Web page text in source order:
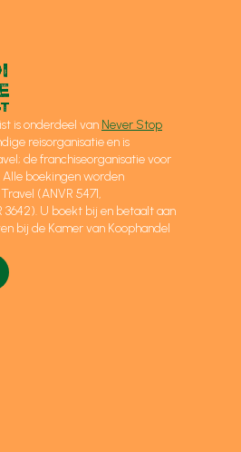
is onderdeel van Never Stop
reisorganisatie en is
de franchiseorganisatie voor
Alle boekingen worden
(ANVR 5471,
3642). U boekt bij en betaalt aan
bij de Kamer van Koophandel